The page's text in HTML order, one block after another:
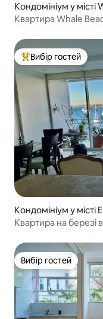
Кондомініум у місті
Квартира Whale
Топ вибір гостей
Вибір гостей
Кондомініум у місті
Квартира на березі
Вибір гостей
Вибір гостей